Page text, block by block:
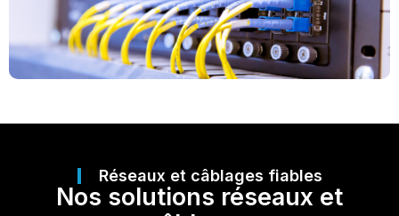
Réseaux et câblages fiables
Nos solutions réseaux et